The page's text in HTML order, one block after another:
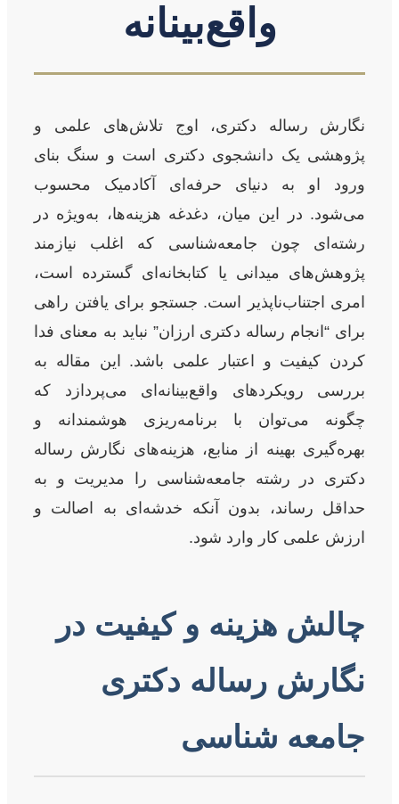
واقع‌بینانه
نگارش رساله دکتری، اوج تلاش‌های علمی و
پژوهشی یک دانشجوی دکتری است و سنگ بنای
ورود او به دنیای حرفه‌ای آکادمیک محسوب
می‌شود. در این میان، دغدغه هزینه‌ها، به‌ویژه در
رشته‌ای چون جامعه‌شناسی که اغلب نیازمند
پژوهش‌های میدانی یا کتابخانه‌ای گسترده است،
امری اجتناب‌ناپذیر است. جستجو برای یافتن راهی
برای “انجام رساله دکتری ارزان” نباید به معنای فدا
کردن کیفیت و اعتبار علمی باشد. این مقاله به
بررسی رویکردهای واقع‌بینانه‌ای می‌پردازد که
چگونه می‌توان با برنامه‌ریزی هوشمندانه و
بهره‌گیری بهینه از منابع، هزینه‌های نگارش رساله
دکتری در رشته جامعه‌شناسی را مدیریت و به
حداقل رساند، بدون آنکه خدشه‌ای به اصالت و
ارزش علمی کار وارد شود.
چالش هزینه و کیفیت در
نگارش رساله دکتری
جامعه شناسی